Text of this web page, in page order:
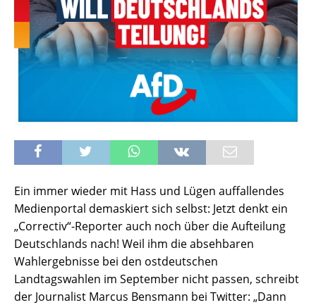
Ein immer wieder mit Hass und Lügen auffallendes
Medienportal demaskiert sich selbst: Jetzt denkt ein
„Correctiv“-Reporter auch noch über die Aufteilung
Deutschlands nach! Weil ihm die absehbaren
Wahlergebnisse bei den ostdeutschen
Landtagswahlen im September nicht passen, schreibt
der Journalist Marcus Bensmann bei Twitter: „Dann